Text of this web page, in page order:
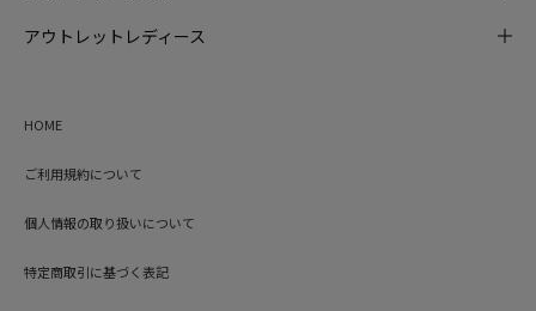
アウトレットレディース
HOME
ご利用規約について
個人情報の取り扱いについて
特定商取引に基づく表記